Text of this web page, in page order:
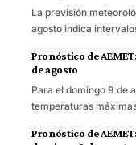
La previsión
agosto indica
Pronóstico de
de agosto
Para el domingo 9 de
temperaturas
Pronóstico de